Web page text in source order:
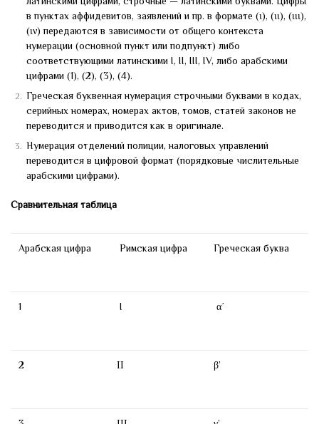
в пунктах аффидевитов, заявлений и пр. в формате (ι), (ιι), (ιιι),
(ιν) передаются в зависимости от общего контекста
нумерации (основной пункт или подпункт) либо
соответствующими латинскими I, II, III, IV, либо арабскими
цифрами (1), (2), (3), (4).
Греческая буквенная нумерация строчными буквами в кодах,
серийных номерах, номерах актов, томов, статей законов не
переводится и приводится как в оригинале.
Нумерация отделений полиции, налоговых управлений
переводится в цифровой формат (порядковые числительные
арабскими цифрами).
Сравнительная таблица
Арабская цифра Римская цифра Греческая буква
1 I α΄
2 ΙΙ β’